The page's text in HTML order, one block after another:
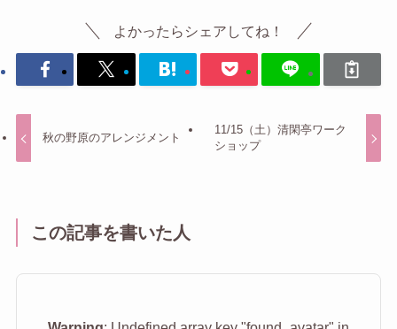
よかったらシェアしてね！
秋の野原のアレンジメント
11/15（土）清閑亭ワーク
ショップ
この記事を書いた人